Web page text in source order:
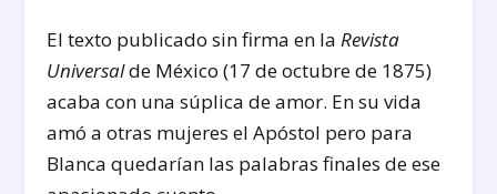
El texto publicado sin firma en laRevista
Universalde México (17 de octubre de 1875)
acaba con una súplica de amor. En su vida
amó a otras mujeres el Apóstol pero para
Blanca quedarían las palabras finales de ese